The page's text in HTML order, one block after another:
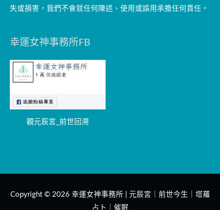
失或損害，我們不會就任何陳述、使用或誤用承擔任何責任。
幸運女神事務所FB
觀元辰宮_前世回溯
Copyright © 2026 幸運女神事務所 | 元辰宮｜前世今生｜塔羅
占卜｜催眠